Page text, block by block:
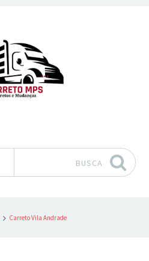
BUSCA
Carreto Vila Andrade